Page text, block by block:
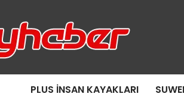
PLUS İNSAN KAYAKLARI